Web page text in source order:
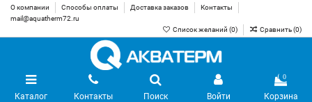
О компании Способы оплаты Доставка заказов
Контакты
mail@aquatherm72.ru
Список желаний (0) Сравнить (0)
Каталог Контакты Поиск Войти
0
Корзина